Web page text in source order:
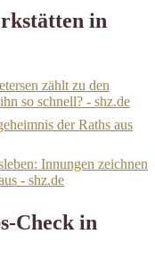
in
zählt zu den
so schnell? - shz.de
der Raths aus
Innungen zeichnen
- shz.de
Check in